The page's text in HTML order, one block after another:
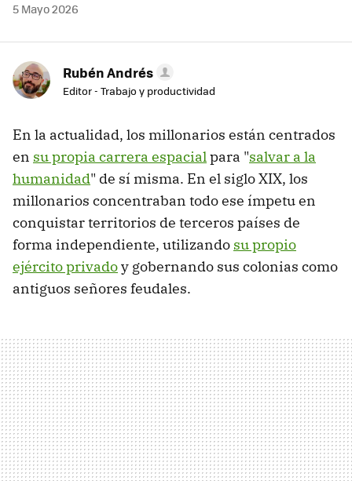
5 Mayo 2026
Rubén Andrés
Editor - Trabajo y productividad
En la actualidad, los millonarios están centrados
en su propia carrera espacialpara "salvar a la
humanidad" de sí misma. En el siglo XIX, los
millonarios concentraban todo ese ímpetu en
conquistar territorios de terceros países de
forma independiente, utilizando su propio
ejército privadoy gobernando sus colonias como
antiguos señores feudales.